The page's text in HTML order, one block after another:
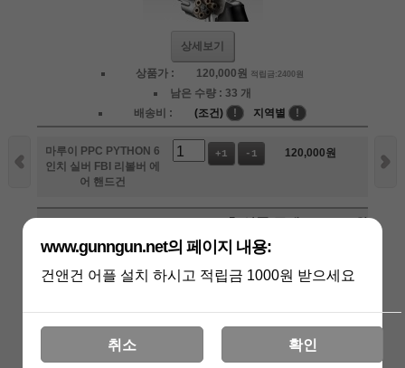
상세보기
상품가 : 120,000원 적립금:2400원
남은 수량 : 33 개
배송비 :
(조건) ! 지역별 !
마루이 PPC PYTHON 6
인치 실버 FBI 리볼버 에
어 핸드건
+1 -1 120,000원
www.gunngun.net의 페이지 내용:
건앤건 어플 설치 하시고 적립금 1000원 받으세요
취소 확인